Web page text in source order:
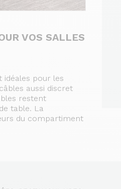
VOS SALLES
idéales pour les
aussi discret
restent
table. La
du compartiment